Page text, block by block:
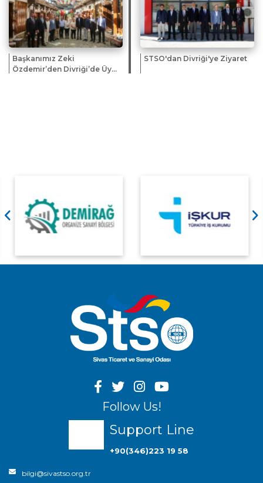
Başkanımız Zeki
Özdemir’den Divriği’de Üye
STSO'dan Divriği'ye Ziyaret
Follow Us!
Support Line
+90(346)223 19 58
bilgi@sivastso.org.tr